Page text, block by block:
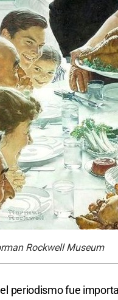
Rockwell Museum
periodismo fue